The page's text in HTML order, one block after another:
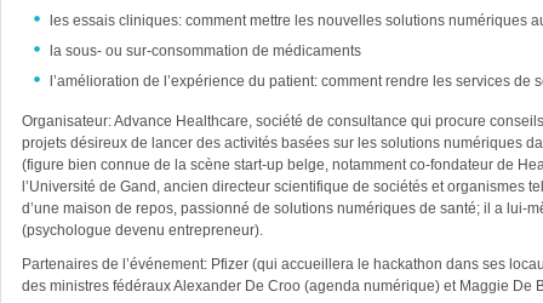
les essais cliniques: comment mettre les nouvelles solutions numériques
la sous- ou sur-consommation de médicaments
l’amélioration de l’expérience du patient: comment rendre les services
Organisateur: Advance Healthcare, société de consultance qui procure
projets désireux de lancer des activités basées sur les solutions numériques
(figure bien connue de la scène start-up belge, notamment co-fondateur de
l’Université de Gand, ancien directeur scientifique de sociétés et organismes
d’une maison de repos, passionné de solutions numériques de santé; il a
(psychologue devenu entrepreneur).
Partenaires de l’événement: Pfizer (qui accueillera le hackathon dans ses
des ministres fédéraux Alexander De Croo (agenda numérique) et Maggie De